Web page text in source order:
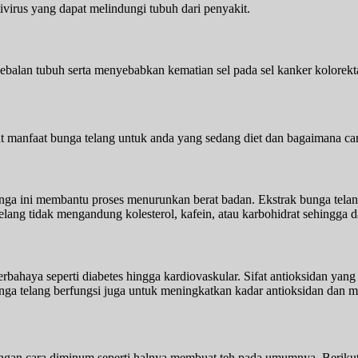
yang dapat melindungi tubuh dari penyakit.
tubuh serta menyebabkan kematian sel pada sel kanker
bunga telang untuk anda yang sedang diet dan bagaimana
ini membantu proses menurunkan berat badan. Ekstrak bunga
tidak mengandung kolesterol, kafein, atau karbohidrat sehingga
seperti diabetes hingga kardiovaskular. Sifat antioksidan
telang berfungsi juga untuk meningkatkan kadar antioksidan dan